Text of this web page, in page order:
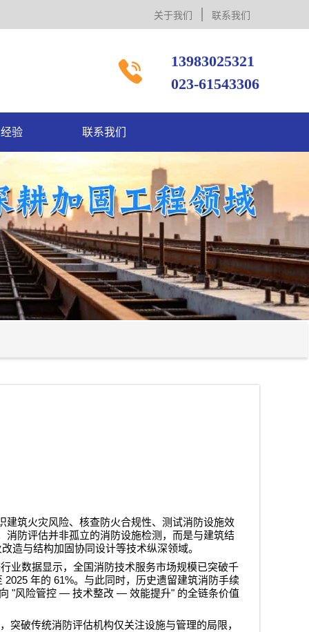
关于我们 联系我们

13983025321
023-61543306
验 联系我们
筑火灾风险、核查防火合规性、测试消防设施效
防评估并非孤立的消防设施检测，而是与建筑结
造与结构加固协同设计等技术纵深领域。
业数据显示，全国消防技术服务市场规模已突破千
2025 年的 61%。与此同时，历史遗留建筑消防手续
向 "风险管控 — 技术整改 — 效能提升" 的全链条价值
突破传统消防评估机构仅关注设施与管理的局限，